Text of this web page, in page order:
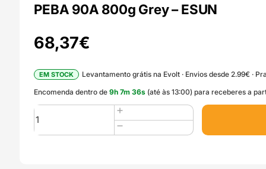
PEBA 90A 800g Grey – ESUN
68,37€
EM STOCK
Levantamento grátis na Evolt · Envios desde 2.99€ ·
Encomenda dentro de9h7m34s (até às 13:00) para receberes a
Quantidade
de
PEBA